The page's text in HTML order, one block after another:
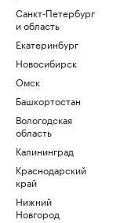
Санкт-Петербург
и область
Екатеринбург
Новосибирск
Омск
Башкортостан
Вологодская
область
Калининград
Краснодарский
край
Нижний
Новгород